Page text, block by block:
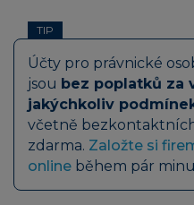
TIP
Účty pro právnické
jsou bez poplatků za
jakýchkoliv
včetně
zdarma. Založte si
online během pár